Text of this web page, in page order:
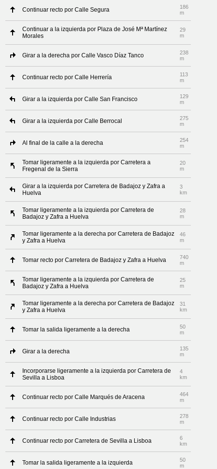
Continuar recto por Calle Segura
186
m
Continuar a la izquierda por Plaza de José Mª Martínez
Morales
29
m
Girar a la derecha por Calle Vasco Díaz Tanco
238
m
Continuar recto por Calle Herrería
113
m
Girar a la izquierda por Calle San Francisco
129
m
Girar a la izquierda por Calle Berrocal
275
m
Al final de la calle a la derecha
254
m
Tomar ligeramente a la izquierda por Carretera a
Fregenal de la Sierra
20
m
Girar a la izquierda por Carretera de Badajoz y Zafra a
Huelva
3
km
Tomar ligeramente a la izquierda por Carretera de
Badajoz y Zafra a Huelva
28
m
Tomar ligeramente a la derecha por Carretera de Badajoz
y Zafra a Huelva
46
m
Tomar recto por Carretera de Badajoz y Zafra a Huelva
740
m
Tomar ligeramente a la izquierda por Carretera de
Badajoz y Zafra a Huelva
25
m
Tomar ligeramente a la derecha por Carretera de Badajoz
y Zafra a Huelva
31
km
Tomar la salida ligeramente a la derecha
50
m
Girar a la derecha
135
m
Incorporarse ligeramente a la izquierda por Carretera de
Sevilla a Lisboa
4
km
Continuar recto por Calle Marqués de Aracena
464
m
Continuar recto por Calle Industrias
278
m
Continuar recto por Carretera de Sevilla a Lisboa
6
km
Tomar la salida ligeramente a la izquierda
50
m